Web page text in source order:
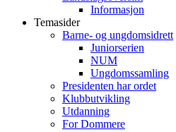
Informasjon
Temasider
Barne- og ungdomsidrett
Juniorserien
NUM
Ungdomssamling
Presidenten har ordet
Klubbutvikling
Utdanning
For Dommere